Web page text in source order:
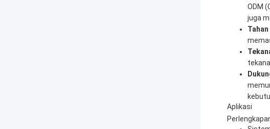
ODM
juga
Aplikasi